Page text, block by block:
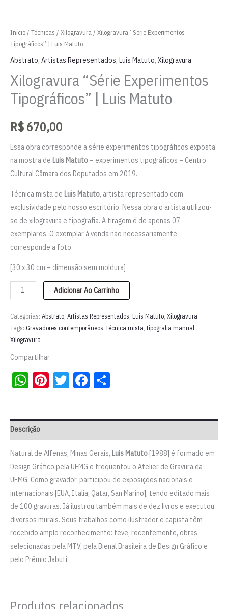
Início/ Técnicas / Xilogravura/ Xilogravura “Série Experimentos
Tipográficos” | Luis Matuto
Abstrato, Artistas Representados, Luis Matuto, Xilogravura
Xilogravura “Série Experimentos
Tipográficos” | Luis Matuto
R$670,00
Essa obra corresponde a série experimentos tipográficos exposta
na mostra de Luis Matuto – experimentos tipográficos – Centro
Cultural Câmara dos Deputados em 2019.
Técnica mista de Luis Matuto, artista representado com
exclusividade pelo nosso escritório. Nessa obra o artista utilizou-
se de xilogravura e tipografia. A tiragem é de apenas 07
exemplares. O exemplar à venda não necessariamente
corresponde a foto.
[30 x 30 cm – dimensão sem moldura]
Xilogravura
"Série
Experimentos
Tipográficos"
|
Luis
quantidade
Adicionar Ao Carrinho
Categorias: Abstrato Artistas Representados Luis Matuto Xilogravura
Tags: Gravadores contemporâneos técnica mista tipografia manual
Xilogravura
Compartilhar
WhatsApp
Pinterest
TwitterFacebook
Descrição
Natural de Alfenas, Minas Gerais, Luis Matuto [1988] é formado em
Design Gráfico pela UEMG e frequentou o Atelier de Gravura da
UFMG. Como gravador, participou de exposições nacionais e
internacionais [EUA, Italia, Qatar, San Marino], tendo editado mais
de 100 gravuras. Já ilustrou também mais de dez livros e executou
diversos murais. Seus trabalhos como ilustrador e capista têm
recebido amplo reconhecimento: teve, recentemente, obras
selecionadas pela MTV, pela Bienal Brasileira de Design Gráfico e
pelo Prêmio Jabuti.